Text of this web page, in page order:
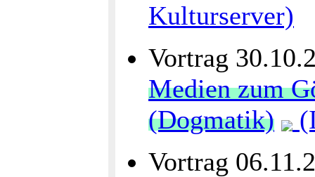
Kulturserver)
Vortrag
Medien zum
(Dogmatik)
Vortrag